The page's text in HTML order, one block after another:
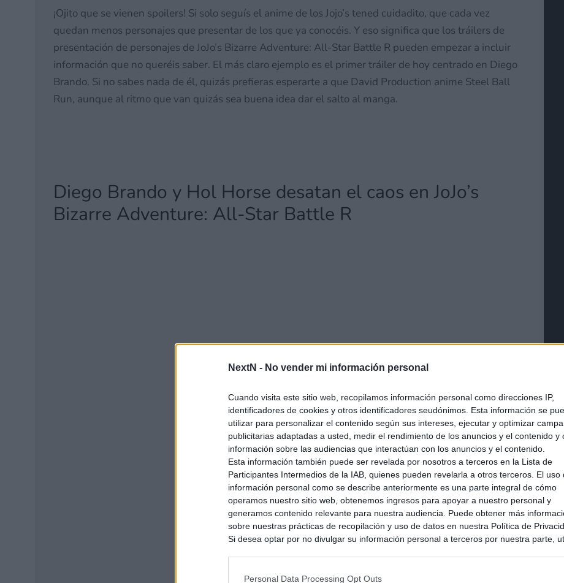
NextN - No vender mi información personal
Cuando visita este sitio web, recopilamos información personal como direcciones IP,
identificadores de cookies y otros identificadores seudónimos. Esta información se
utilizar para personalizar el contenido según sus intereses, ejecutar y optimizar
publicitarias adaptadas a usted, medir el rendimiento de los anuncios y el contenido y
información sobre las audiencias que interactúan con los anuncios y el contenido.
Esta información también puede ser revelada por nosotros a terceros en la Lista de
Participantes Intermedios de la IAB, quienes pueden revelarla a otros terceros. El uso
información personal como se describe anteriormente es una parte integral de cómo
operamos nuestro sitio web, obtenemos ingresos para apoyar a nuestro personal y
generamos contenido relevante para nuestra audiencia. Puede obtener más
sobre nuestras prácticas de recopilación y uso de datos en nuestra Política de
Si desea optar por no divulgar su información personal a terceros por nuestra parte,
intereses basados en la información personal utilizada por nosotros o en información
Personal Data Processing Opt Outs
¡Ojito que se vienen spoilers! Si solo seguís el anime de los Jojo’s tened cuidadito, que cada vez
quedan menos personajes que presentar de los que ya conocéis. Y eso significa que los tráilers de
presentación de personajes de JoJo’s Bizarre Adventure: All-Star Battle R pueden empezar a incluir
información que no queréis saber. El más claro ejemplo es el primer tráiler de hoy centrado en Diego
Brando. Si no sabes nada de él, quizás prefieras esperarte a que David Production anime Steel Ball
Run, aunque al ritmo que van quizás sea buena idea dar el salto al manga.
Diego Brando y Hol Horse desatan el caos en JoJo’s
Bizarre Adventure: All-Star Battle R